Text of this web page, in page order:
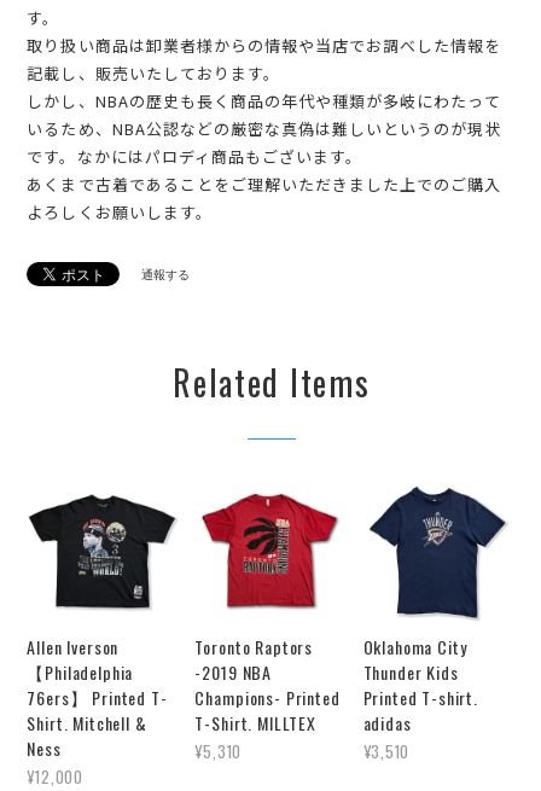
す。
取り扱い商品は卸業者様からの情報や当店でお調べした情報を
記載し、販売いたしております。
しかし、NBAの歴史も長く商品の年代や種類が多岐にわたって
いるため、NBA公認などの厳密な真偽は難しいというのが現状
です。なかにはパロディ商品もございます。
あくまで古着であることをご理解いただきました上でのご購入
よろしくお願いします。
通報する
Related Items
Allen Iverson
【Philadelphia
76ers】 Printed T-
Shirt. Mitchell &
Ness
¥12,000
Toronto Raptors
-2019 NBA
Champions- Printed
T-Shirt. MILLTEX
¥5,310
Oklahoma City
Thunder Kids
Printed T-shirt.
adidas
¥3,510